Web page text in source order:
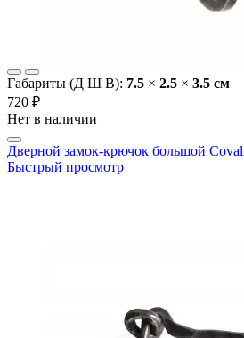
Габариты (Д Ш В): 7.5 × 2.5 × 3.5 cм
720 ₽
Нет в наличии
Дверной замок-крючок большой
Быстрый просмотр